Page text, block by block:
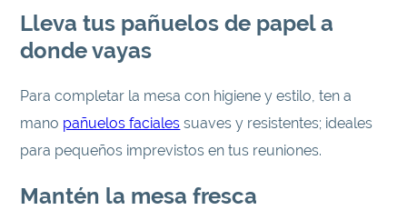
Lleva tus pañuelos de papel a
donde vayas
Para completar la mesa con higiene y estilo, ten a
mano pañuelos faciales suaves y resistentes; ideales
para pequeños imprevistos en tus reuniones.
Mantén la mesa fresca